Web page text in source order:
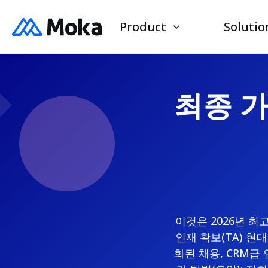
Product
최종
이것은 2026년 최
인재 확보(TA) 현
화된 채용, CRM급